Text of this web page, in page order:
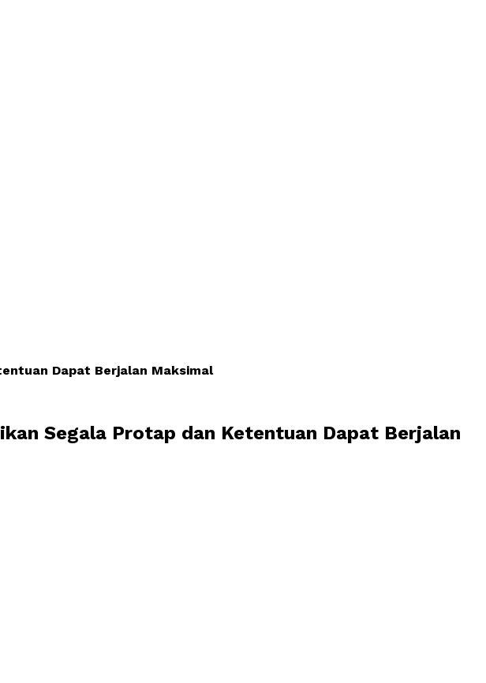
Dapat Berjalan Maksimal
Segala Protap dan Ketentuan Dapat Berjalan